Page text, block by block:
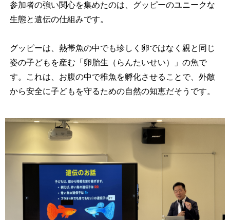
参加者の強い関心を集めたのは、グッピーのユニークな
生態と遺伝の仕組みです。
グッピーは、熱帯魚の中でも珍しく卵ではなく親と同じ
姿の子どもを産む「卵胎生（らんたいせい）」の魚で
す。これは、お腹の中で稚魚を孵化させることで、外敵
から安全に子どもを守るための自然の知恵だそうです。